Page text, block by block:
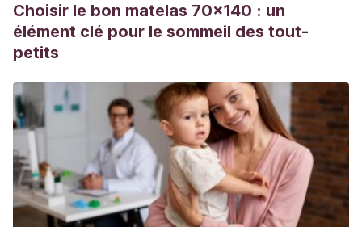
Choisir le bon matelas 70x140 : un
élément clé pour le sommeil des tout-
petits